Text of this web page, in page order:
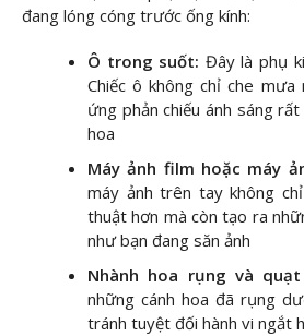
đang lóng cóng trước ống kính:
Ô trong suốt: Đây là phụ
Chiếc ô không chỉ che mưa
ứng phản chiếu ánh sáng
hoa
Máy ảnh film hoặc máy
máy ảnh trên tay không
thuật hơn mà còn tạo ra
như bạn đang săn ảnh
Nhành hoa rụng và
những cánh hoa đã rụng
tránh tuyệt đối hành vi ngắt